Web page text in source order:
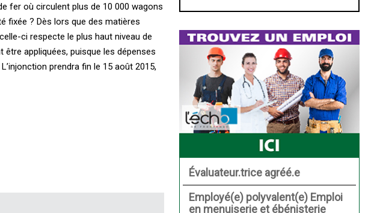
fer où circulent plus de 10 000 wagons
fixée ? Dès lors que des matières
ci respecte le plus haut niveau de
appliquées, puisque les dépenses
prendra fin le 15 août 2015,
Évaluateur.trice agréé.e
Employé(e) polyvalent(e) Emploi
en menuiserie et ébénisterie